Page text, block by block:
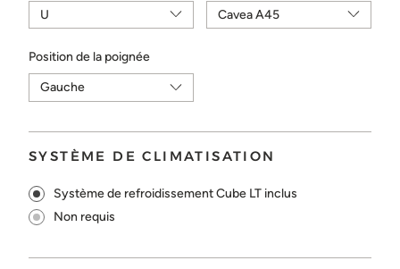
Position de la poignée
SYSTÈME DE CLIMATISATION
Système de refroidissement Cube LT inclus
Non requis